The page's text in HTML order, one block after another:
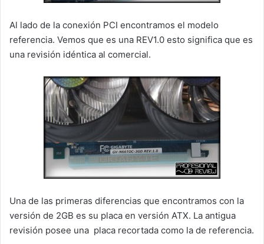
Al lado de la conexión PCI encontramos el modelo
referencia. Vemos que es una REV1.0 esto significa que es
una revisión idéntica al comercial.
Una de las primeras diferencias que encontramos con la
versión de 2GB es su placa en versión ATX. La antigua
revisión posee una placa recortada como la de referencia.